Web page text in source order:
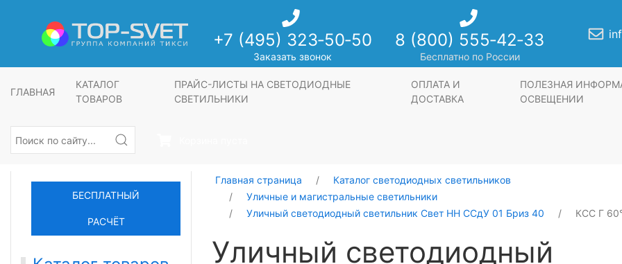
+7 (495) 323‑50‑50
Заказать звонок
8 (800) 555‑42‑33
Бесплатно по России
ГЛАВНАЯ
КАТАЛОГ
ТОВАРОВ
ПРАЙС-ЛИСТЫ НА СВЕТОДИОДНЫЕ
СВЕТИЛЬНИКИ
ОПЛАТА И
ДОСТАВКА
ПОЛЕЗНАЯ
ОСВЕЩЕНИИ
БЕСПЛАТНЫЙ
РАСЧЁТ
Главная страница
Каталог светодиодных светильников
Уличные и магистральные светильники
Уличный светодиодный светильник Свет НН ССдУ 01 Бриз 40
КСС Г
Уличный светодиодный